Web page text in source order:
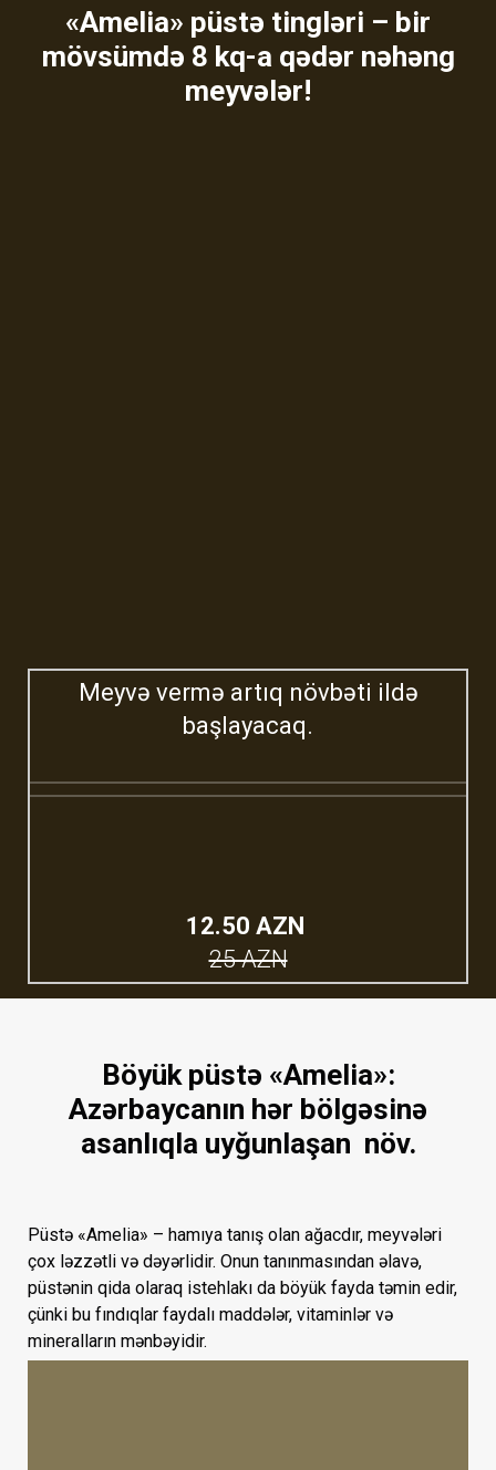
«Amelia» püstə tingləri – bir
mövsümdə 8 kq-a qədər nəhəng
meyvələr!
Meyvə vermə artıq növbəti ildə
başlayacaq.
12.50 AZN
25 AZN
Böyük püstə «Amelia»:
Azərbaycanın hər bölgəsinə
asanlıqla uyğunlaşan növ.
Püstə «Amelia» – hamıya tanış olan ağacdır, meyvələri
çox ləzzətli və dəyərlidir. Onun tanınmasından əlavə,
püstənin qida olaraq istehlakı da böyük fayda təmin edir,
çünki bu fındıqlar faydalı maddələr, vitaminlər və
mineralların mənbəyidir.